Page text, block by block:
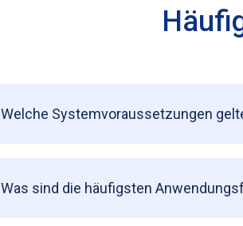
Welche Systemvoraussetzungen
Was sind die häufigsten